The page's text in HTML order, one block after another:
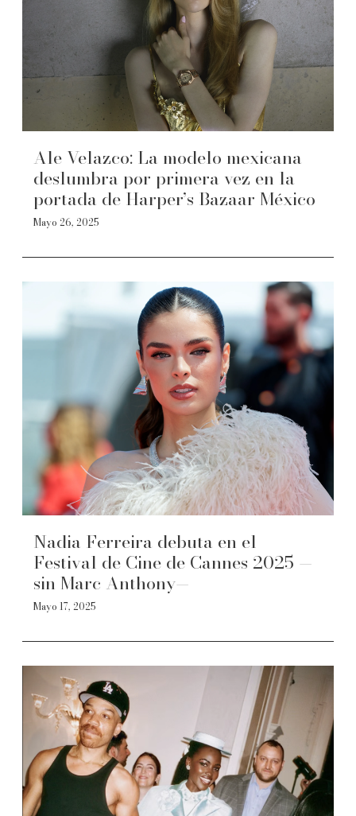
Ale Velazco: La modelo mexicana
deslumbra por primera vez en la
portada de Harper’s Bazaar México
Mayo 26, 2025
Nadia Ferreira debuta en el
Festival de Cine de Cannes 2025 —
sin Marc Anthony—
Mayo 17, 2025